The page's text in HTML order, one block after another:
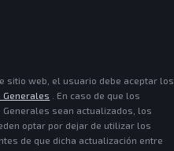
sitio web, el usuario debe aceptar los
Generales . En caso de que los
Generales sean actualizados, los
optar por dejar de utilizar los
de que dicha actualización entre